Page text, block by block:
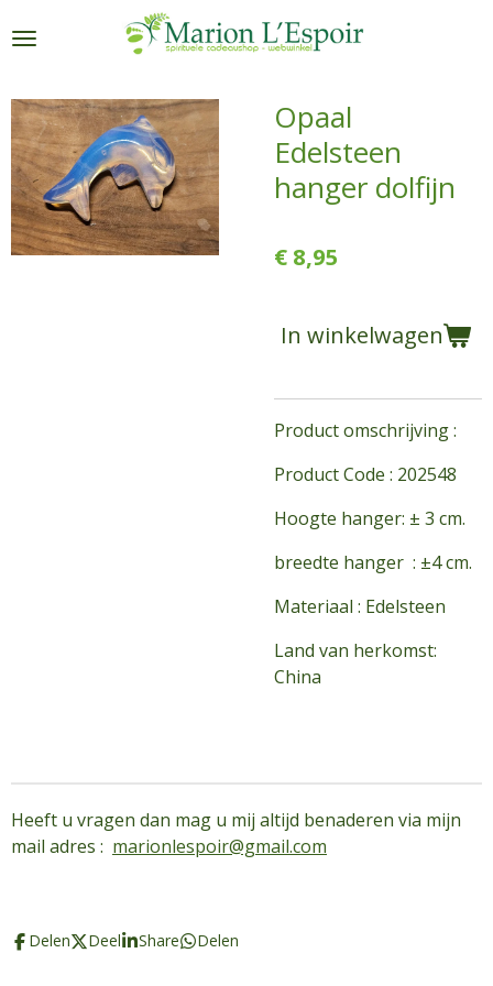
direct
de
hoofdinhoud
Opaal
Edelsteen
hanger dolfijn
€ 8,95
In winkelwagen
Product omschrijving :
Product Code : 202548
Hoogte hanger: ± 3 cm.
breedte hanger : ±4 cm.
Materiaal : Edelsteen
Land van herkomst:
China
Heeft u vragen dan mag u mij altijd benaderen via mijn
mail adres : marionlespoir@gmail.com
Delen Deel Share Delen